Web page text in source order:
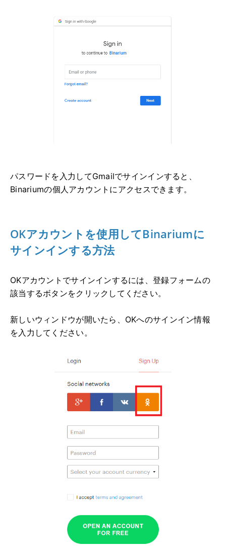
パスワードを入力してGmailでサインインすると、
Binariumの個人アカウントにアクセスできます。
OKアカウントを使用してBinariumに
サインインする方法
OKアカウントでサインインするには、登録フォームの
該当するボタンをクリックしてください。
新しいウィンドウが開いたら、OKへのサインイン情報
を入力してください。